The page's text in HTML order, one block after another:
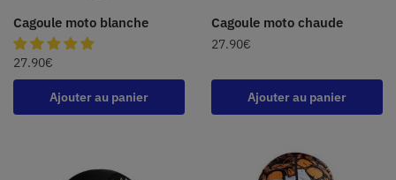
Cagoule moto blanche
27.90€
Ajouter au panier
Cagoule moto chaude
27.90€
Ajouter au panier